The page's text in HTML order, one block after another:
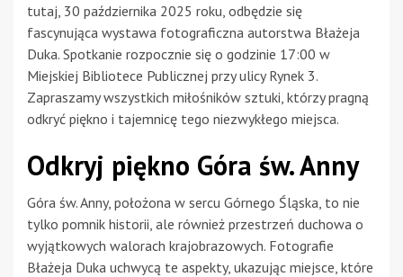
tutaj, 30 października 2025 roku, odbędzie się
fascynująca wystawa fotograficzna autorstwa Błażeja
Duka. Spotkanie rozpocznie się o godzinie 17:00 w
Miejskiej Bibliotece Publicznej przy ulicy Rynek 3.
Zapraszamy wszystkich miłośników sztuki, którzy pragną
odkryć piękno i tajemnicę tego niezwykłego miejsca.
Odkryj piękno Góra św. Anny
Góra św. Anny, położona w sercu Górnego Śląska, to nie
tylko pomnik historii, ale również przestrzeń duchowa o
wyjątkowych walorach krajobrazowych. Fotografie
Błażeja Duka uchwycą te aspekty, ukazując miejsce, które